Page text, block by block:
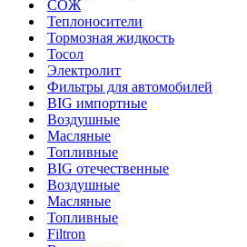
СОЖ
Теплоносители
Тормозная жидкость
Тосол
Электролит
Фильтры для автомобилей
BIG импортные
Воздушные
Масляные
Топливные
BIG отечественные
Воздушные
Масляные
Топливные
Filtron